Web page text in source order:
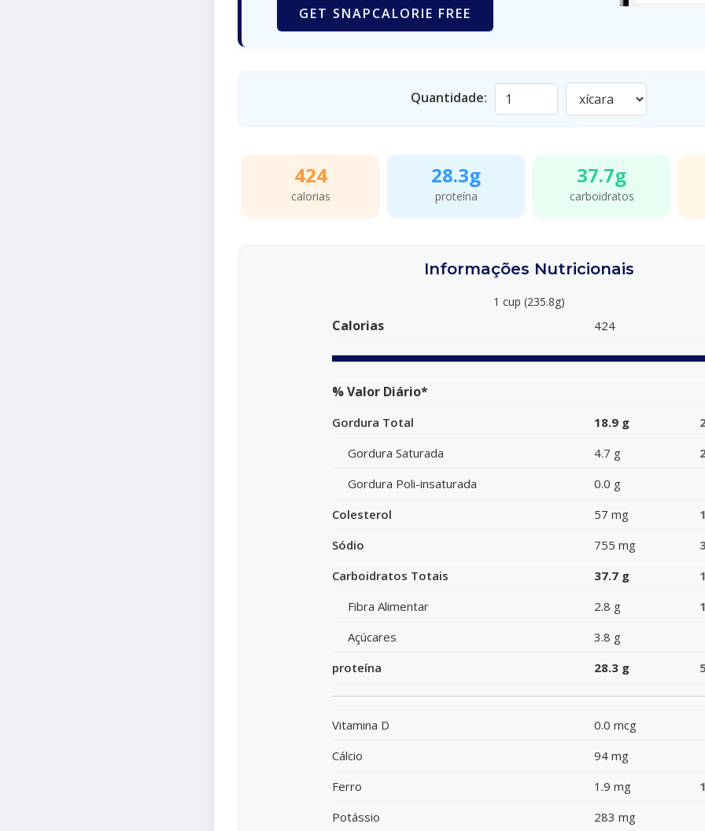
GET SNAPCALORIE FREE
Quantidade:
424
calorias
28.3g
proteína
37.7g
carboidratos
Informações Nutricionais
1 cup (235.8g)
Calorias 424
% Valor Diário*
Gordura Total 18.9 g
Gordura Saturada
4.7 g
Gordura Poli-insaturada
0.0 g
Colesterol
57 mg
Sódio
755 mg
Carboidratos Totais
37.7 g
Fibra Alimentar
2.8 g
Açúcares
3.8 g
proteína
28.3 g
Vitamina D
0.0 mcg
Cálcio
94 mg
Ferro
1.9 mg
Potássio
283 mg